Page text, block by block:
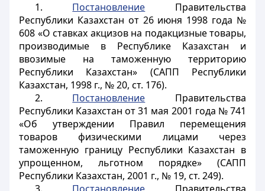
1. Постановление Правительства
Республики Казахстан от 26 июня 1998 года №
608 «О ставках акцизов на подакцизные товары,
производимые в Республике Казахстан и
ввозимые на таможенную территорию
Республики Казахстан» (САПП Республики
Казахстан, 1998 г., № 20, ст. 176).
2. Постановление Правительства
Республики Казахстан от 31 мая 2001 года № 741
«Об утверждении Правил перемещения
товаров физическими лицами через
таможенную границу Республики Казахстан в
упрощенном, льготном порядке» (САПП
Республики Казахстан, 2001 г., № 19, ст. 249).